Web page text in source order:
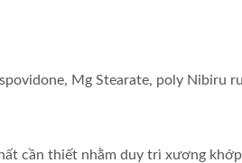
Mg Stearate, poly
cần thiết nhằm duy trì xương